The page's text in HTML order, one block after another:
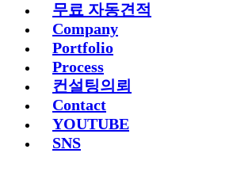
무료 자동견적
Company
Portfolio
Process
컨설팅의뢰
Contact
YOUTUBE
SNS